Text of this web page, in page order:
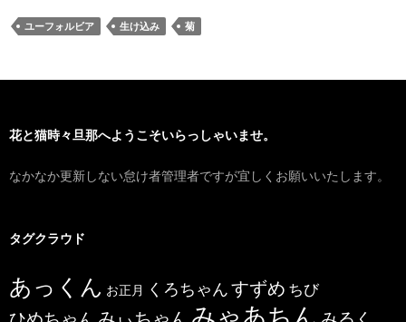
ユーフォルビア 生け込み 菊
花と猫時々旦那へようこそいらっしゃいませ。
なかなか更新しない怠け者管理者ですが宜しくお願いいたします。
タグクラウド
あっくん お正月 くろちゃんすずめ ちび
ひめちゃんみぃちゃん みゃあちん